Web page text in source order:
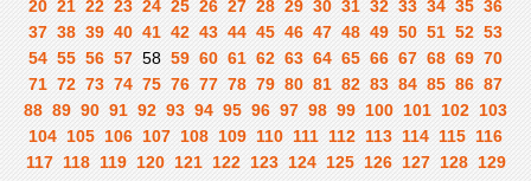
20 21 22 23 24 25 26 27 28 29 30 31 32 33 34 35 36
37 38 39 40 41 42 43 44 45 46 47 48 49 50 51 52 53
54 55 56 57 58 59 60 61 62 63 64 65 66 67 68 69 70
71 72 73 74 75 76 77 78 79 80 81 82 83 84 85 86 87
88 89 90 91 92 93 94 95 96 97 98 99 100 101 102 103
104 105 106 107 108 109 110 111 112 113 114 115 116
117 118 119 120 121 122 123 124 125 126 127 128 129